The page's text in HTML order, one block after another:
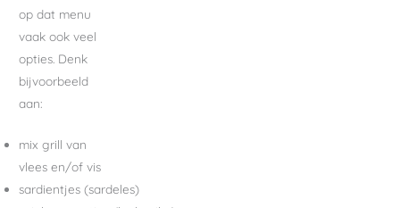
op dat menu
vaak ook veel
opties. Denk
bijvoorbeeld
aan:
mix grill van
vlees en/of vis
sardientjes (sardeles)